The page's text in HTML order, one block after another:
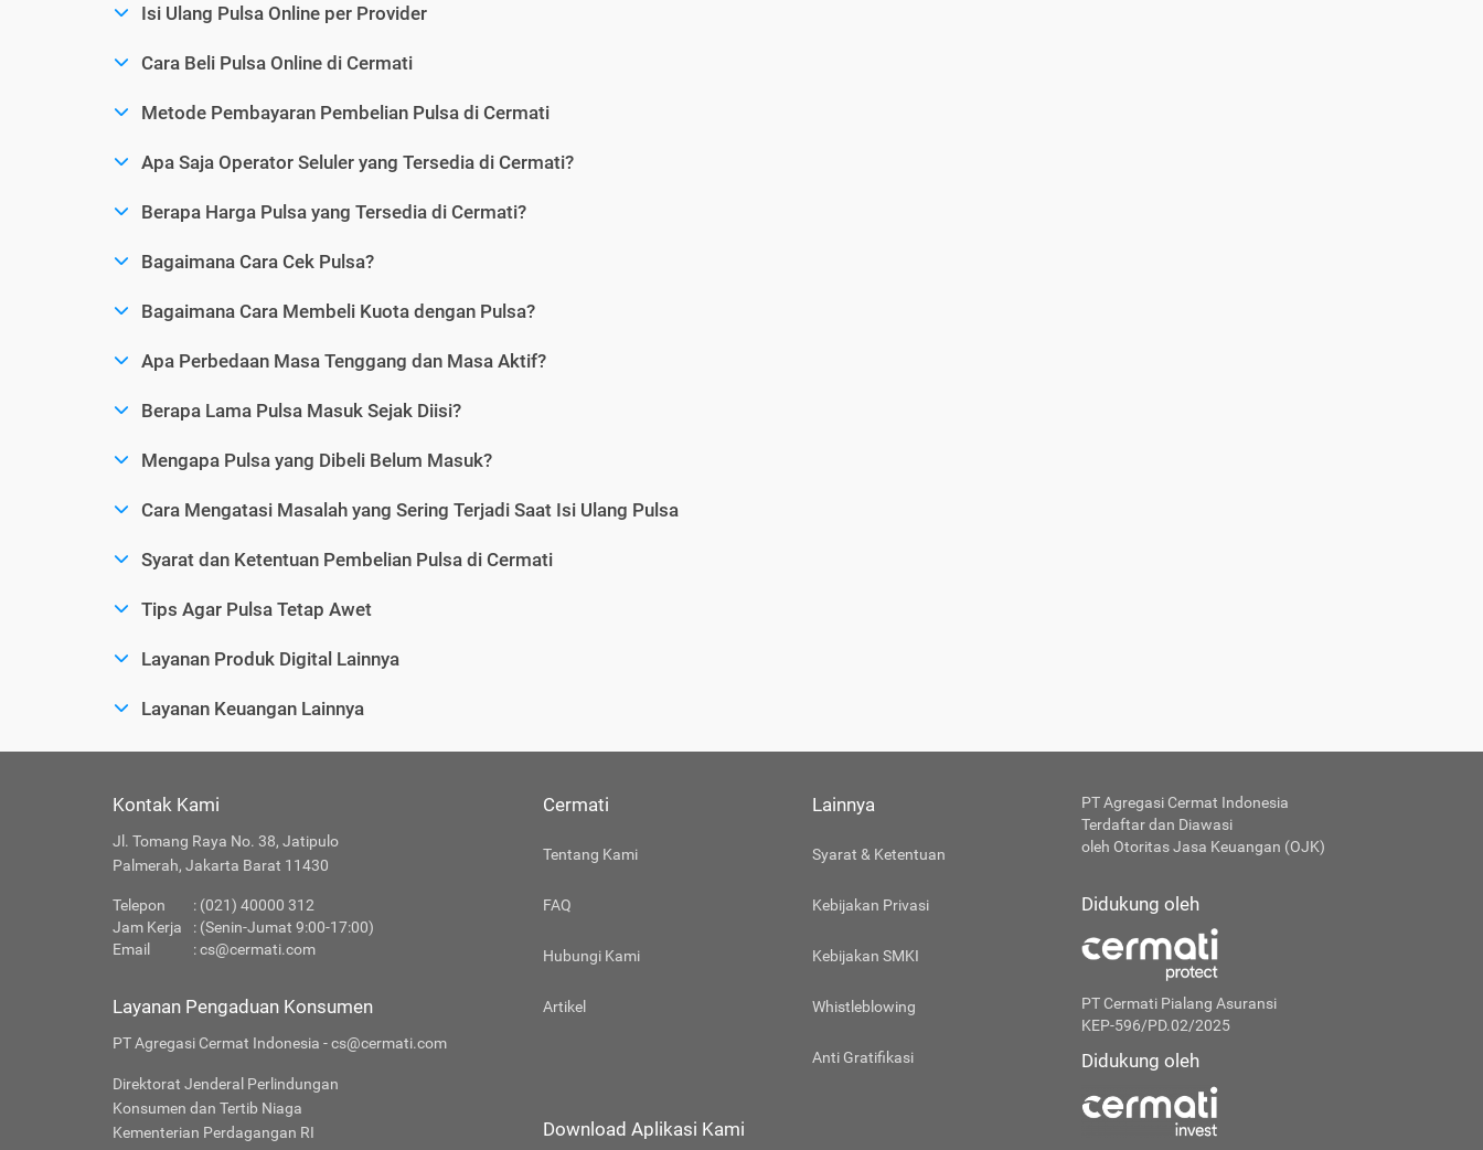
Isi Ulang Pulsa Online per Provider
Cara Beli Pulsa Online di Cermati
Metode Pembayaran Pembelian Pulsa di Cermati
Apa Saja Operator Seluler yang Tersedia di Cermati?
Berapa Harga Pulsa yang Tersedia di Cermati?
Bagaimana Cara Cek Pulsa?
Bagaimana Cara Membeli Kuota dengan Pulsa?
Apa Perbedaan Masa Tenggang dan Masa Aktif?
Berapa Lama Pulsa Masuk Sejak Diisi?
Mengapa Pulsa yang Dibeli Belum Masuk?
Cara Mengatasi Masalah yang Sering Terjadi Saat Isi Ulang Pulsa
Syarat dan Ketentuan Pembelian Pulsa di Cermati
Tips Agar Pulsa Tetap Awet
Layanan Produk Digital Lainnya
Layanan Keuangan Lainnya
Kontak Kami
Jl. Tomang Raya No. 38, Jatipulo
Palmerah, Jakarta Barat 11430
Telepon
: (021) 40000 312
Jam Kerja
: (Senin-Jumat 9:00-17:00)
Email
:cs@cermati.com
Layanan Pengaduan Konsumen
PT Agregasi Cermat Indonesia - cs@cermati.com
Direktorat Jenderal Perlindungan
Konsumen dan Tertib Niaga
Kementerian Perdagangan RI
Cermati
Tentang Kami
FAQ
Hubungi Kami
Artikel
Lainnya
Syarat & Ketentuan
Kebijakan Privasi
Kebijakan SMKI
Whistleblowing
Anti Gratifikasi
Download Aplikasi Kami
PT Agregasi Cermat Indonesia
Terdaftar dan Diawasi
oleh Otoritas Jasa Keuangan (OJK)
Didukung oleh
PT Cermati Pialang Asuransi
KEP-596/PD.02/2025
Didukung oleh